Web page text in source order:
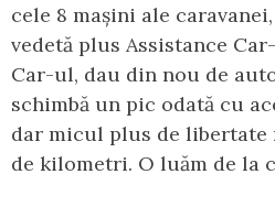
cele 8 mașini ale
vedetă plus Assistance
Car-ul, dau din nou de
schimbă un pic odată cu
dar micul plus de libertate
de kilometri. O luăm de la